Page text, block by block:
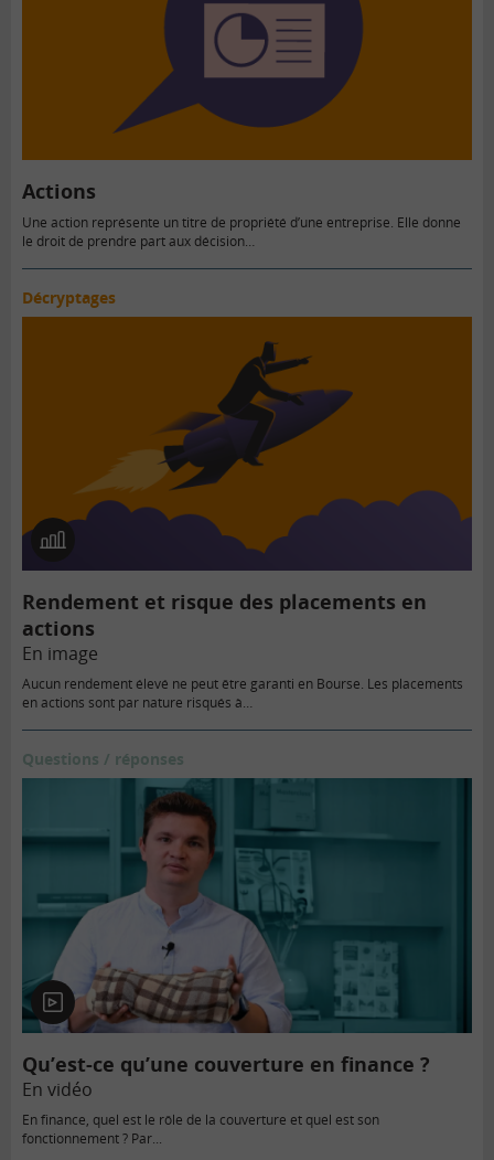
Actions
Une action représente un titre de propriété d’une entreprise. Elle donne
le droit de prendre part aux décision…
Décryptages
En
image
Rendement et risque des placements en
actions
En image
Aucun rendement élevé ne peut être garanti en Bourse. Les placements
en actions sont par nature risqués à…
Questions / réponses
En
vidéo
Qu’est-ce qu’une couverture en finance ?
En vidéo
En finance, quel est le rôle de la couverture et quel est son
fonctionnement ? Par...